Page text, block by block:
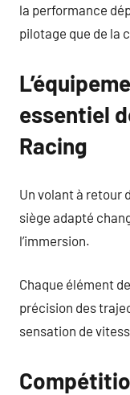
la performance
pilotage que de la
essentiel
Racing
Un volant à retour
siège adapté
l’immersion.
Chaque élément
précision des
sensation de